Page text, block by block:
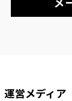
運営メディア